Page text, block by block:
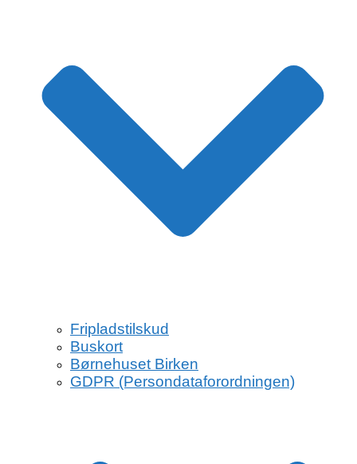
Fripladstilskud
Buskort
Børnehuset Birken
GDPR (Persondataforordningen)